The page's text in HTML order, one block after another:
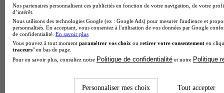
Nos partenaires personnalisent ces publicités en fonction de votre navigation, de votre
d’intérêt.
Nous utilisons des technologies Google (ex : Google Ads) pour mesurer l'audience et
personnalisés. En acceptant, vous consentez à l'utilisation de vos données par Google
de confidentialité. En savoir plus
Vous pouvez à tout moment paramétrer vos choix ou retirer votre consentement en
traceurs" en bas de page.
Pour en savoir plus, consultez notre Politique de confidentialité et notre Politique
Personnaliser mes choix Tout accepter